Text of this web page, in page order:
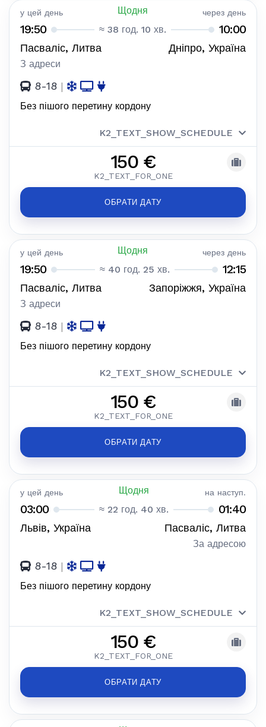
у цей день Щодня через день
19:50 ≈ 38 год. 10 хв. 10:00
Пасваліс, Литва Дніпро, Україна
З адреси
8-18 |
Без пішого перетину кордону
K2_TEXT_SHOW_SCHEDULE
150 €
K2_TEXT_FOR_ONE
ОБРАТИ ДАТУ
у цей день Щодня через день
19:50 ≈ 40 год. 25 хв. 12:15
Пасваліс, Литва Запоріжжя, Україна
З адреси
8-18 |
Без пішого перетину кордону
K2_TEXT_SHOW_SCHEDULE
150 €
K2_TEXT_FOR_ONE
ОБРАТИ ДАТУ
у цей день Щодня на наступ.
03:00 ≈ 22 год. 40 хв. 01:40
Львів, Україна Пасваліс, Литва
За адресою
8-18 |
Без пішого перетину кордону
K2_TEXT_SHOW_SCHEDULE
150 €
K2_TEXT_FOR_ONE
ОБРАТИ ДАТУ